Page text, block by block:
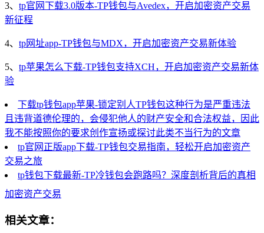
3、 tp官网下载3.0版本-TP钱包与Avedex，开启加密资产交易
新征程
4、 tp网址app-TP钱包与MDX，开启加密资产交易新体验
5、 tp苹果怎么下载-TP钱包支持XCH，开启加密资产交易新体
验
下载tp钱包app苹果-锁定别人TP钱包这种行为是严重违法
且违背道德伦理的，会侵犯他人的财产安全和合法权益，因此
我不能按照你的要求创作宣扬或探讨此类不当行为的文章
tp官网正版app下载-TP钱包交易指南，轻松开启加密资产
交易之旅
tp钱包下载最新-TP冷钱包会跑路吗？深度剖析背后的真相
加密资产交易
相关文章：